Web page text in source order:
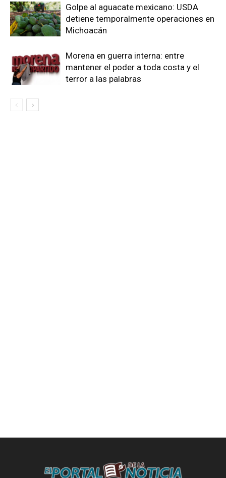
Golpe al aguacate mexicano: USDA
detiene temporalmente operaciones en
Michoacán
Morena en guerra interna: entre
mantener el poder a toda costa y el
terror a las palabras